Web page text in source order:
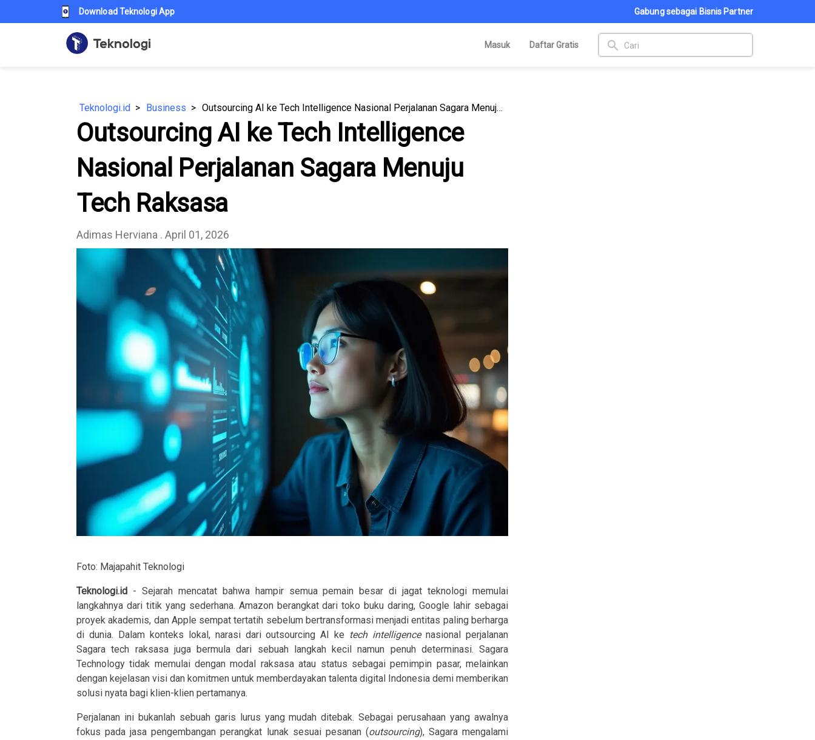
Download Teknologi App Gabung sebagai Bisnis Partner
Masuk Daftar Gratis search
Teknologi.id Business Outsourcing AI ke Tech Intelligence Nasional Perjalanan Sagara Menuju Tech Raksasa
Outsourcing AI ke Tech Intelligence
Nasional Perjalanan Sagara Menuju
Tech Raksasa
⁠Adimas Herviana . April 01, 2026
Foto: Majapahit Teknologi
Teknologi.id - Sejarah mencatat bahwa hampir semua pemain besar di jagat teknologi memulai
langkahnya dari titik yang sederhana. Amazon berangkat dari toko buku daring, Google lahir sebagai
proyek akademis, dan Apple sempat tertatih sebelum bertransformasi menjadi entitas paling berharga
di dunia. Dalam konteks lokal, narasi dari outsourcing AI ke tech intelligencenasional perjalanan
Sagara tech raksasa juga bermula dari sebuah langkah kecil namun penuh determinasi. Sagara
Technology tidak memulai dengan modal raksasa atau status sebagai pemimpin pasar, melainkan
dengan kejelasan visi dan komitmen untuk memberdayakan talenta digital Indonesia demi memberikan
solusi nyata bagi klien-klien pertamanya.
Perjalanan ini bukanlah sebuah garis lurus yang mudah ditebak. Sebagai perusahaan yang awalnya
fokus pada jasa pengembangan perangkat lunak sesuai pesanan (outsourcing), Sagara mengalami